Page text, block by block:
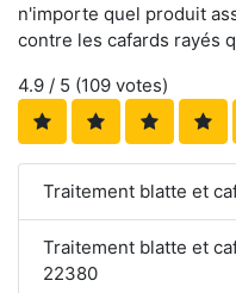
n'importe quel produit
contre les cafards rayés
4.9 / 5 (109 votes)
Traitement blatte et
Traitement blatte et
22380